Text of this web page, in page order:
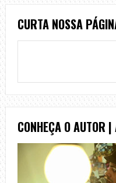
CURTA NOSSA
CONHEÇA O AUTOR